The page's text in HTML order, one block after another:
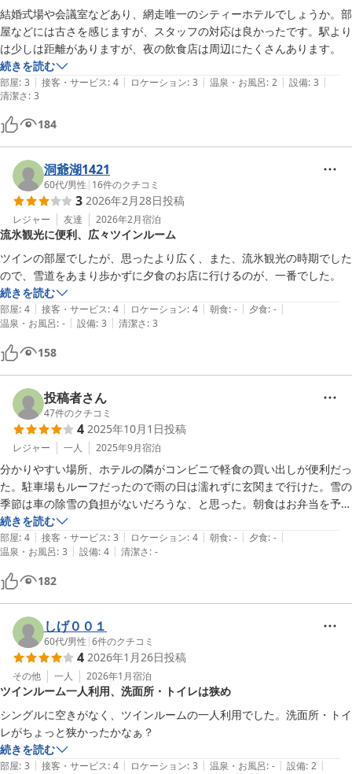
結婚式場や会議室などあり、網走唯一のシティーホテルでしょうか。部
屋などには古さを感じますが、スタッフの対応は良かったです。駅より
は少しは距離がありますが、夜の飲食店は周辺にたくさんあります。
続きを読む
部屋: 3 | 接客・サービス: 4 | ロケーション: 3 | 温泉・お風呂: 2 | 設備: 3 |
清潔さ: 3
184
洞爺湖1421
60代/男性 | 16件のクチコミ
3 2026年2月28日投稿
レジャー 友達 2026年2月宿泊
流氷観光に便利、広々ツインルーム
ツインの部屋でしたが、思ったより広く、また、流氷観光の時期でした
ので、雪道をあまり歩かずに夕食のお店に行けるのが、一番でした。
続きを読む
部屋: 4 | 接客・サービス: 4 | ロケーション: 4 | 朝食: - | 夕食: - |
温泉・お風呂: - | 設備: 3 | 清潔さ: 3
158
投稿者さん
47件のクチコミ
4 2025年10月1日投稿
レジャー 一人 2025年9月宿泊
分かりやすい場所、ホテルの隣がコンビニで軽食の買い出しが便利だっ
た。駐車場もルーフだったので雨の日は濡れずに玄関まで行けた。雪の
季節は車の除雪の負担がないだろうな、と思った。朝食はお弁当を予約
した時、冷めたお弁当かと思っていたら、温かくてそれだけでもおいし
かったし、部屋で食べられるので時間や周囲に気にかけることもなかっ
たのでこういう食事のとり方もいいかもと思った。部屋もゆったりして
キャリーケースの置き場にも悩むことがなくてよかった。
続きを読む
部屋: 4 | 接客・サービス: 3 | ロケーション: 4 | 朝食: - | 夕食: - |
温泉・お風呂: 3 | 設備: 4 | 清潔さ: -
182
しげ００１
60代/男性 |6件のクチコミ
4 2026年1月26日投稿
その他 一人 2026年1月宿泊
ツインルーム一人利用、洗面所・トイレは狭め
シングルに空きがなく、ツインルームの一人利用でした。洗面所・トイ
レがちょっと狭かったかなぁ？
続きを読む
部屋: 3 | 接客・サービス: 4 | ロケーション: 3 | 温泉・お風呂: - | 設備: 2 |